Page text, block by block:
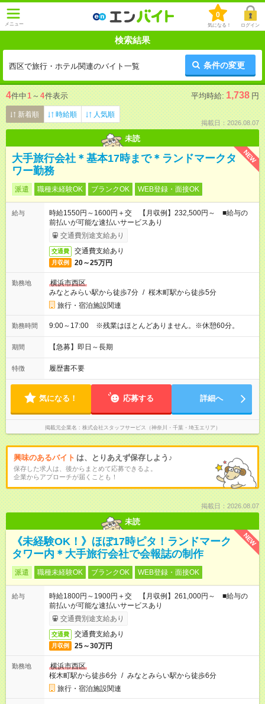
メニュー
0
気になる！ ログイン
検索結果
西区で旅行・ホテル関連のバイト一覧 条件の変更
4件中1 ～ 4件表示 平均時給: 1,738 円
新着順 時給順 人気順
掲載日：2026.08.07
未読
NEW
大手旅行会社＊基本17時まで＊ランドマークタ
ワー勤務
派遣 職種未経験OK ブランクOK WEB登録・面接OK
給与
時給1550円～1600円＋交 【月収例】232,500円～ ■給与の
前払いが可能な速払いサービスあり
交通費別途支給あり
交通費 交通費支給あり
月収例 20～25万円
勤務地
横浜市西区
みなとみらい駅から徒歩7分 / 桜木町駅から徒歩5分
旅行・宿泊施設関連
勤務時間 9:00～17:00 ※残業はほとんどありません。※休憩60分。
期間 【急募】即日～長期
特徴 履歴書不要
気になる！ 応募する 詳細へ
掲載元企業名 株式会社スタッフサービス（神奈川・千葉・埼玉エリア）
興味のあるバイト は、とりあえず保存しよう♪
保存した求人は、後からまとめて応募できるよ。
企業からアプローチが届くことも！
掲載日：2026.08.07
未読
NEW
《未経験OK！》ほぼ17時ピタ！ランドマーク
タワー内＊大手旅行会社で会報誌の制作
派遣 職種未経験OK ブランクOK WEB登録・面接OK
給与
時給1800円～1900円＋交 【月収例】261,000円～ ■給与の
前払いが可能な速払いサービスあり
交通費別途支給あり
交通費 交通費支給あり
月収例 25～30万円
勤務地
横浜市西区
桜木町駅から徒歩6分 / みなとみらい駅から徒歩6分
旅行・宿泊施設関連